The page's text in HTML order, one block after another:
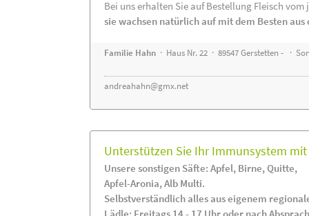
Bei uns erhalten Sie auf Bestellung Fleisch
sie wachsen natürlich auf mit dem Besten aus
Familie Hahn · Haus Nr. 22 · 89547 Gerstetten - ·
andreahahn@gmx.net
Unterstützen Sie Ihr Immunsystem
Unsere sonstigen Säfte: Apfel, Birne, Quitte,
Apfel-Aronia, Alb Multi.
Selbstverständlich alles aus eigenem